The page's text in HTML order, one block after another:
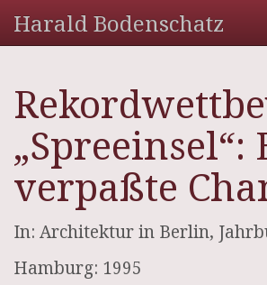
Harald Bodenschatz
„Spreeinsel“:
verpaßte
In: Architektur in Berlin,
Hamburg: 1995